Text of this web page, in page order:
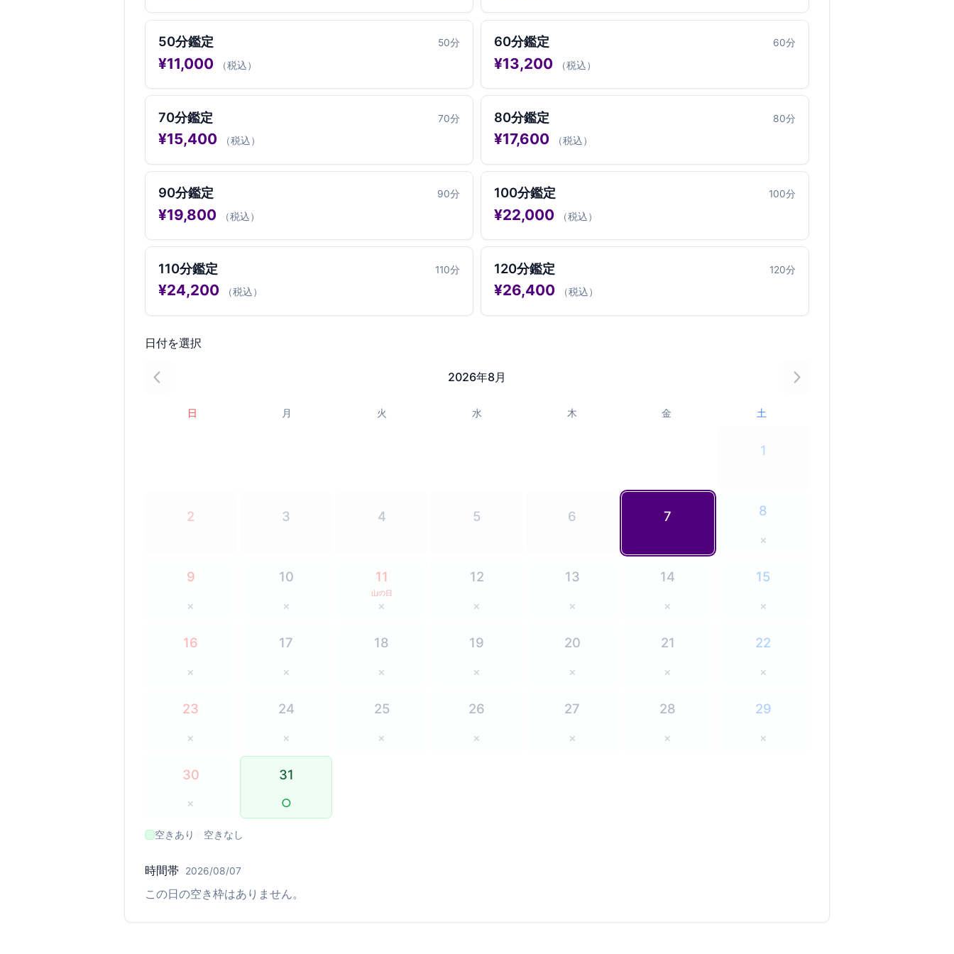
50分鑑定 50分
¥11,000 （税込）
60分鑑定 60分
¥13,200 （税込）
70分鑑定 70分
¥15,400 （税込）
80分鑑定 80分
¥17,600 （税込）
90分鑑定 90分
¥19,800 （税込）
100分鑑定 100分
¥22,000 （税込）
110分鑑定 110分
¥24,200 （税込）
120分鑑定 120分
¥26,400 （税込）
日付を選択
2026年8月
日 月 火 水 木 金 土
1
2 3 4 5 6 7 8
×
9
×
10
×
11
山の日
×
12
×
13
×
14
×
15
×
16
×
17
×
18
×
19
×
20
×
21
×
22
×
23
×
24
×
25
×
26
×
27
×
28
×
29
×
30
×
31
○
空きあり 空きなし
時間帯 2026/08/07
この日の空き枠はありません。